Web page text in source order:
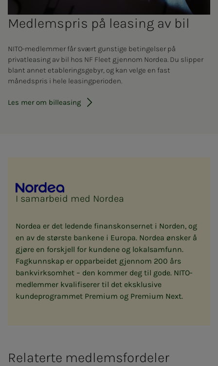
Med­­­lems­­pris på leas­ing av bil
NITO-medlemmer får svært gunstige betingelser på
privatleasing av bil hos NF Fleet gjennom Nordea. Du slipper
blant annet etableringsgebyr, og kan velge en fast
månedspris i hele leasingperioden.
Les mer om billeasing
I samarbeid med Nordea
Nordea er det ledende finanskonsernet i Norden, og
en av de største bankene i Europa. Nordea ønsker å
gjøre en forskjell for kundene og lokalsamfunn.
Fagkunnskap er opparbeidet gjennom 200 års
bankvirksomhet – den kommer deg til gode. NITO-
medlemmer kvalifiserer til det eksklusive
kundeprogrammet Premium og Premium Next.
Relaterte medlemsfordeler